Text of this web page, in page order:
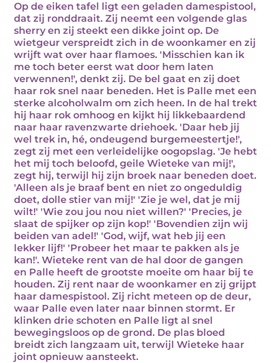
Op de eiken tafel ligt een geladen damespistool,
dat zij ronddraait. Zij neemt een volgende glas
sherry en zij steekt een dikke joint op. De
wietgeur verspreidt zich in de woonkamer en zij
wrijft wat over haar flamoes. 'Misschien kan ik
me toch beter eerst wat door hem laten
verwennen!', denkt zij. De bel gaat en zij doet
haar rok snel naar beneden. Het is Palle met een
sterke alcoholwalm om zich heen. In de hal trekt
hij haar rok omhoog en kijkt hij likkebaardend
naar haar ravenzwarte driehoek. 'Daar heb jij
wel trek in, hé, ondeugend burgemeestertje!',
zegt zij met een verleidelijke oogopslag. 'Je hebt
het mij toch beloofd, geile Wieteke van mij!',
zegt hij, terwijl hij zijn broek naar beneden doet.
'Alleen als je braaf bent en niet zo ongeduldig
doet, dolle stier van mij!' 'Zie je wel, dat je mij
wilt!' 'Wie zou jou nou niet willen?' 'Precies, je
slaat de spijker op zijn kop!' 'Bovendien zijn wij
beiden van adel!' 'God, wijf, wat heb jij een
lekker lijf!' 'Probeer het maar te pakken als je
kan!'. Wieteke rent van de hal door de gangen
en Palle heeft de grootste moeite om haar bij te
houden. Zij rent naar de woonkamer en zij grijpt
haar damespistool. Zij richt meteen op de deur,
waar Palle even later naar binnen stormt. Er
klinken drie schoten en Palle ligt al snel
bewegingsloos op de grond. De plas bloed
breidt zich langzaam uit, terwijl Wieteke haar
joint opnieuw aansteekt.